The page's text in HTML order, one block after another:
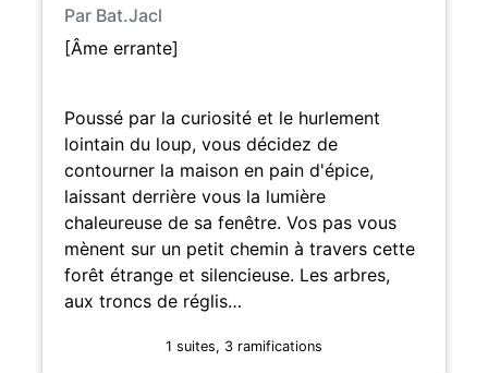
Par Bat.Jacl
[Âme errante]
Poussé par la curiosité et le hurlement
lointain du loup, vous décidez de
contourner la maison en pain d'épice,
laissant derrière vous la lumière
chaleureuse de sa fenêtre. Vos pas vous
mènent sur un petit chemin à travers cette
forêt étrange et silencieuse. Les arbres,
aux troncs de réglis…
1 suites, 3 ramifications